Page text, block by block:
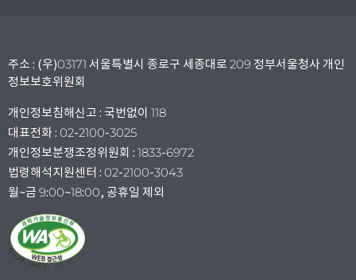
주소 : (우)03171 서울특별시 종로구 세종대로 209 정부서울청사 개인
정보보호위원회
개인정보침해신고 : 국번없이 118
대표전화 : 02-2100-3025
개인정보분쟁조정위원회 : 1833-6972
법령해석지원센터 : 02-2100-3043
월~금 9:00~18:00, 공휴일 제외